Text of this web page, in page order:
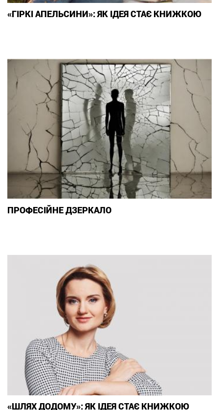
«ГІРКІ АПЕЛЬСИНИ»: ЯК ІДЕЯ СТАЄ КНИЖКОЮ
ПРОФЕСІЙНЕ ДЗЕРКАЛО
«ШЛЯХ ДОДОМУ»: ЯК ІДЕЯ СТАЄ КНИЖКОЮ